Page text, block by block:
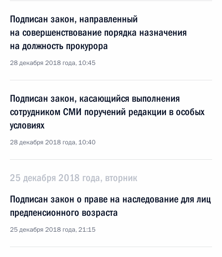
Подписан закон, направленный
на совершенствование порядка назначения
на должность прокурора
28 декабря 2018 года, 10:45
Подписан закон, касающийся выполнения
сотрудником СМИ поручений редакции в особых
условиях
28 декабря 2018 года, 10:40
25 декабря 2018 года, вторник
Подписан закон о праве на наследование для лиц
предпенсионного возраста
25 декабря 2018 года, 21:15